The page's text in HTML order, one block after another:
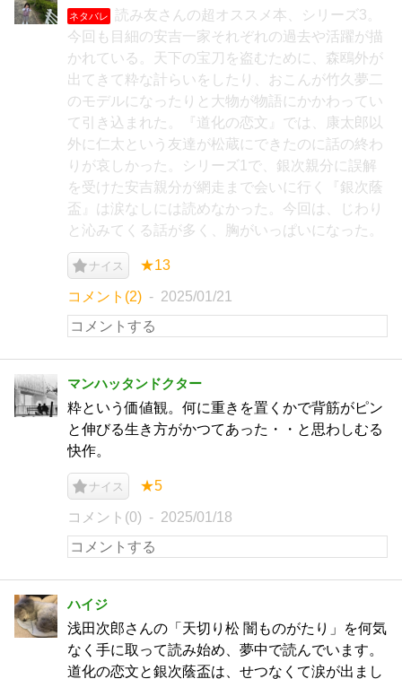
ネタバレ
読み友さんの超オススメ本、シリーズ3。
今回も目細の安吉一家それぞれの過去や活躍が描
かれている。天下の宝刀を盗むために、森鴎外が
出てきて粋な計らいをしたり、おこんが竹久夢二
のモデルになったりと大物が物語にかかわってい
て引き込まれた。『道化の恋文』では、康太郎以
外に仁太という友達が松蔵にできたのに話の終わ
りが哀しかった。シリーズ1で、銀次親分に誤解
を受けた安吉親分が網走まで会いに行く『銀次蔭
盃』は涙なしには読めなかった。今回は、じわり
と沁みてくる話が多く、胸がいっぱいになった。
ナイス ★13
コメント(2) 2025/01/21
マンハッタンドクター
粋という価値観。何に重きを置くかで背筋がピン
と伸びる生き方がかつてあった・・と思わしむる
快作。
ナイス ★5
コメント(0) 2025/01/18
ハイジ
浅田次郎さんの「天切り松 闇ものがたり」を何気
なく手に取って読み始め、夢中で読んでいます。
道化の恋文と銀次蔭盃は、せつなくて涙が出まし